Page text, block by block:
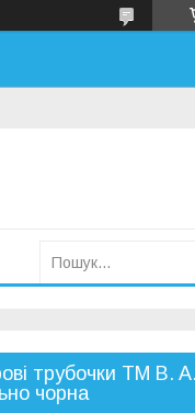
трубочки TM B.
чорна